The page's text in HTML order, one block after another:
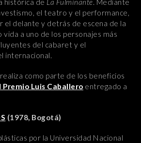
el teatro y el performance,
el delante y detrás de escena de la
a uno de los personajes más
del cabaret y el
internacional.
como parte de los beneficios
Premio Luis Caballero entregado a
(1978, Bogotá)
por la Universidad Nacional